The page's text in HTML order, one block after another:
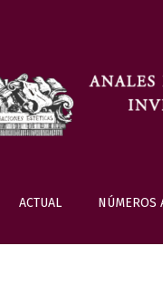
ACTUAL NÚMEROS